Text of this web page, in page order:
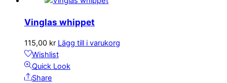
Vinglas whippet
115,00 kr Lägg till i varukorg
Wishlist
Quick Look
Share